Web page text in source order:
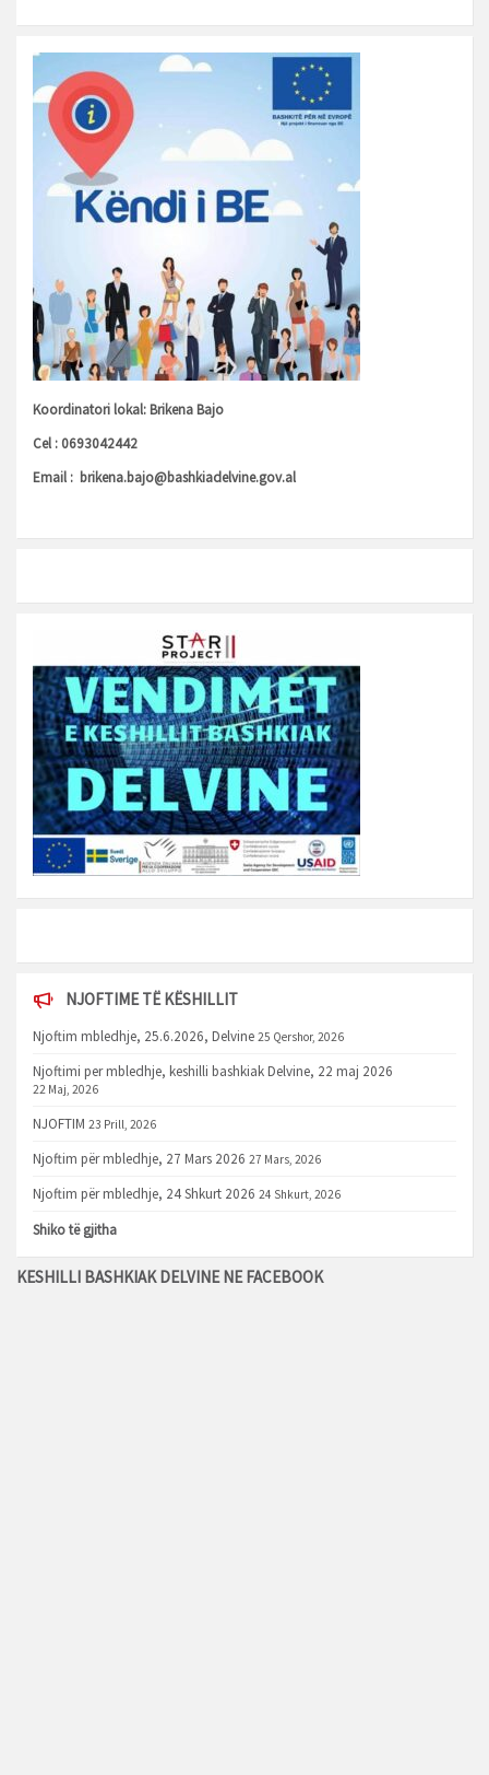
Koordinatori lokal: Brikena Bajo
Cel : 0693042442
Email : brikena.bajo@bashkiadelvine.gov.al
NJOFTIME TË KËSHILLIT
Njoftim mbledhje, 25.6.2026, Delvine 25 Qershor, 2026
Njoftimi per mbledhje, keshilli bashkiak Delvine, 22 maj 2026
22 Maj, 2026
NJOFTIM 23 Prill, 2026
Njoftim për mbledhje, 27 Mars 2026 27 Mars, 2026
Njoftim për mbledhje, 24 Shkurt 2026 24 Shkurt, 2026
Shiko të gjitha
KESHILLI BASHKIAK DELVINE NE FACEBOOK